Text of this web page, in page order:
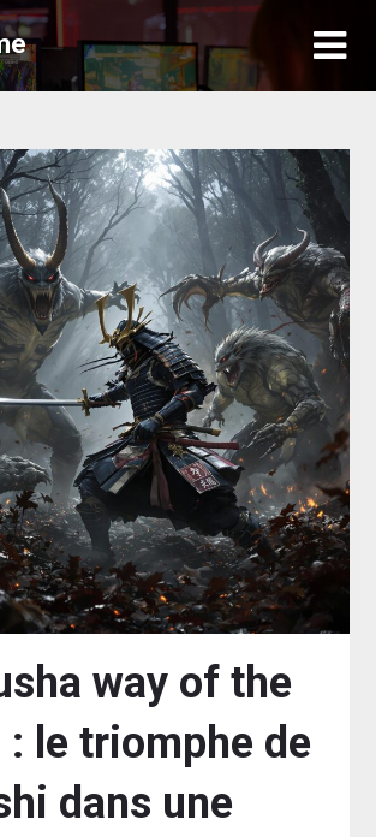
way of the
: le triomphe de
dans une